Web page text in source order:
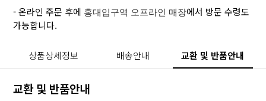
- 온라인 주문 후에 홍대입구역 오프라인 매장에서 방문 수령도
가능합니다.
상품상세정보 배송안내 교환 및 반품안내
교환 및 반품안내